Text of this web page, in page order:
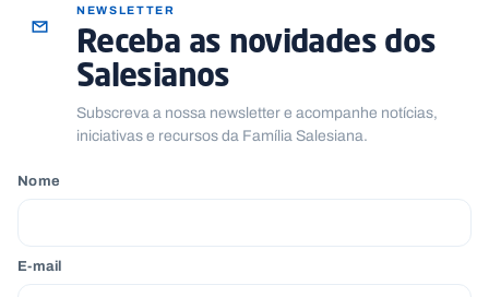
NEWSLETTER
Receba as novidades dos
Salesianos
Subscreva a nossa newsletter e acompanhe notícias,
iniciativas e recursos da Família Salesiana.
Nome
E-mail